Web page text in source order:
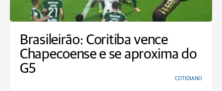
Brasileirão: Coritiba vence
Chapecoense e se aproxima do
G5
COTIDIANO